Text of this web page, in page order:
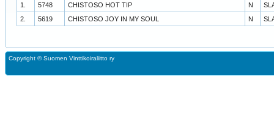
1.
5748 CHISTOSO HOT TIP N
2.
5619 CHISTOSO JOY IN MY SOUL N
Copyright ©Suomen Vinttikoiraliitto ry